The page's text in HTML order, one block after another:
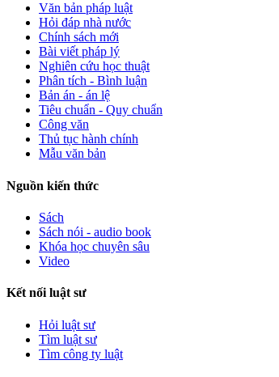
Văn bản pháp luật
Hỏi đáp nhà nước
Chính sách mới
Bài viết pháp lý
Nghiên cứu học thuật
Phân tích - Bình luận
Bản án - án lệ
Tiêu chuẩn - Quy chuẩn
Công văn
Thủ tục hành chính
Mẫu văn bản
Nguồn kiến thức
Sách
Sách nói - audio book
Khóa học chuyên sâu
Video
Kết nối luật sư
Hỏi luật sư
Tìm luật sư
Tìm công ty luật